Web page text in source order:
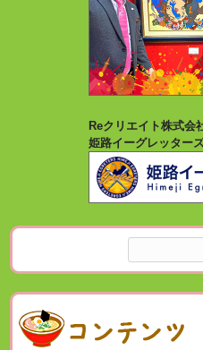
Reクリエイト株式会
姫路イーグレッター
索: